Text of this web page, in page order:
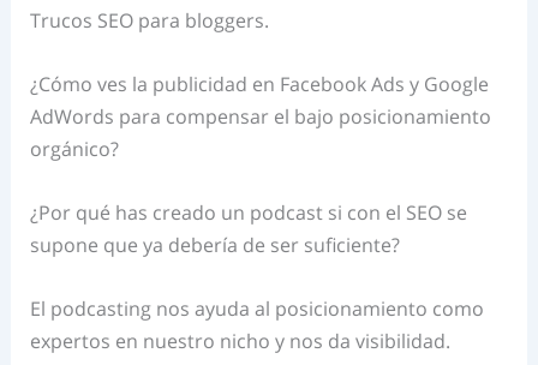
Trucos SEO para bloggers.
¿Cómo ves la publicidad en Facebook Ads y Google
AdWords para compensar el bajo posicionamiento
orgánico?
¿Por qué has creado un podcast si con el SEO se
supone que ya debería de ser suficiente?
El podcasting nos ayuda al posicionamiento como
expertos en nuestro nicho y nos da visibilidad.